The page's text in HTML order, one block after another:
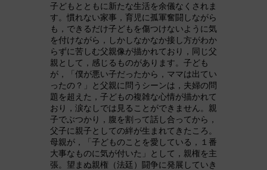
子どもとともに新たな生活を余儀なくされま
す。慣れない家事，育児に孤軍奮闘しながら
も，できるだけ子どもを傷つけないように気
を付けながら，しかしなかなか接し方がわか
らずに苦しむ父親像が描かれており，同じ父
親として，感じるものがあります。子ども
が，「僕が悪い子だったから，ママは出てい
ったの？」と父親に問うシーンは，夫婦の問
題を超えた，子どもの複雑な心情が描かれて
おり，涙なしでは見ることができません。親
子でぶつかり，腹を割って話し合ってから，
父子に親子としての絆が生まれてきたころ。
母親が，「子どものことを愛している，１番
大事なものに気が付いた」として，親権を主
張。望まぬ親権（法廷）闘争に発展していき